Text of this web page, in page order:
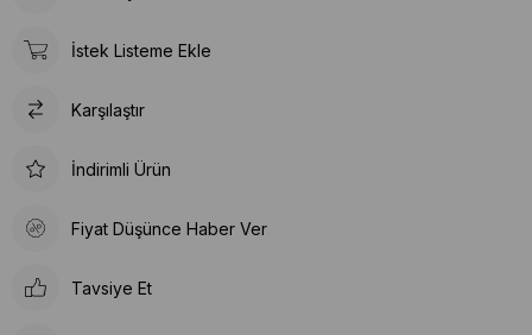
İstek Listeme Ekle
Karşılaştır
İndirimli Ürün
Fiyat Düşünce Haber Ver
Tavsiye Et